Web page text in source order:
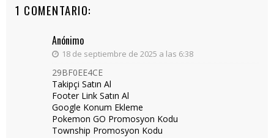
1 COMENTARIO:
Anónimo
18 de septiembre de 2025 a las 6:38
29BF0EE4CE
Takipçi Satın Al
Footer Link Satın Al
Google Konum Ekleme
Pokemon GO Promosyon Kodu
Township Promosyon Kodu